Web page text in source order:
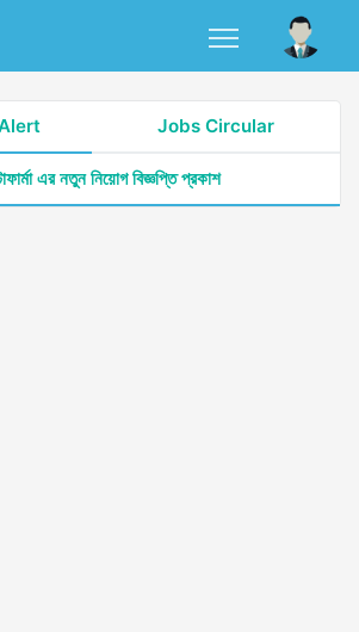
Jobs Circular
এর নতুন নিয়োগ বিজ্ঞপ্তি প্রকাশ